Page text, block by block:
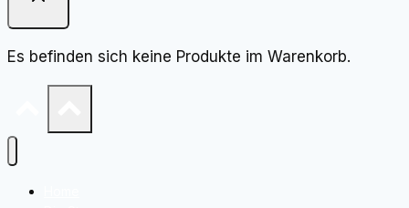
Es befinden sich keine Produkte im Warenkorb.